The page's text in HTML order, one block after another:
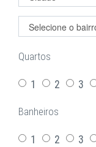
Quartos
1 2 3
Banheiros
1 2 3